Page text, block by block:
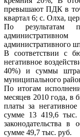
превышают ПДК в
квартал 6; с. Олха,
По результатам
административного
В соответствии с
негативное
40%) и суммы
муниципального
По итогам
месяцев 2010 года, в
платы за
сумме 13 419,6
законодательства
сумме 49,7 тыс. руб.